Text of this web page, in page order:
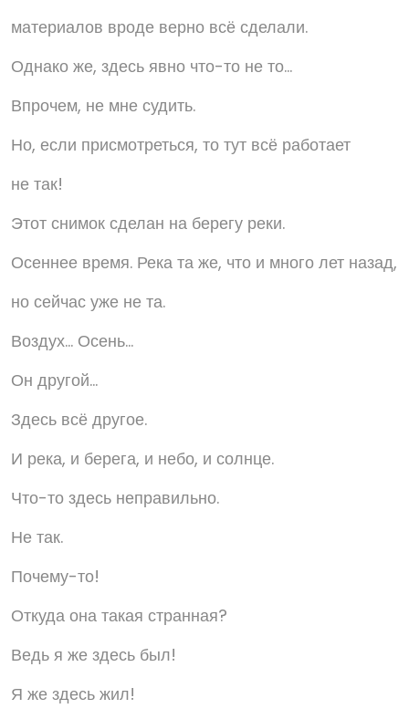
материалов вроде верно всё сделали.
Однако же, здесь явно что-то не то...
Впрочем, не мне судить.
Но, если присмотреться, то тут всё работает
не так!
Этот снимок сделан на берегу реки.
Осеннее время. Река та же, что и много лет назад,
но сейчас уже не та.
Воздух... Осень...
Он другой...
Здесь всё другое.
И река, и берега, и небо, и солнце.
Что-то здесь неправильно.
Не так.
Почему-то!
Откуда она такая странная?
Ведь я же здесь был!
Я же здесь жил!